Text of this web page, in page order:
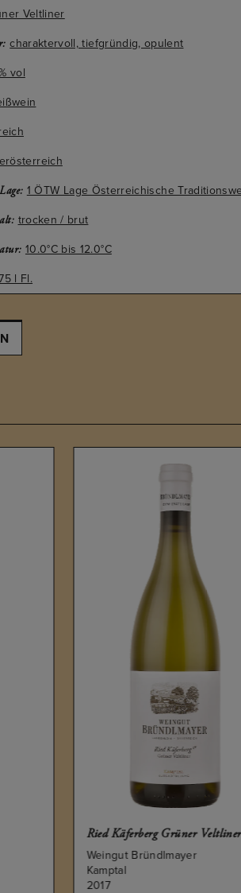
Veltliner
charaktervoll, tiefgründig, opulent
vol
1 ÖTW Lage Österreichische
trocken / brut
10.0°C bis 12.0°C
l Fl.
Ried Käferberg Grüner Veltliner
Weingut Bründlmayer
Kamptal
2017